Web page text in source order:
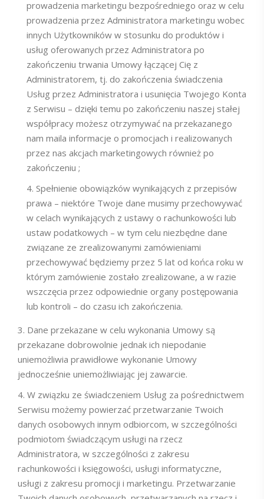
prowadzenia marketingu bezpośredniego oraz w celu
prowadzenia przez Administratora marketingu wobec
innych Użytkowników w stosunku do produktów i
usług oferowanych przez Administratora po
zakończeniu trwania Umowy łączącej Cię z
Administratorem, tj. do zakończenia świadczenia
Usług przez Administratora i usunięcia Twojego Konta
z Serwisu – dzięki temu po zakończeniu naszej stałej
współpracy możesz otrzymywać na przekazanego
nam maila informacje o promocjach i realizowanych
przez nas akcjach marketingowych również po
zakończeniu ;
Spełnienie obowiązków wynikających z przepisów
prawa – niektóre Twoje dane musimy przechowywać
w celach wynikających z ustawy o rachunkowości lub
ustaw podatkowych – w tym celu niezbędne dane
związane ze zrealizowanymi zamówieniami
przechowywać będziemy przez 5 lat od końca roku w
którym zamówienie zostało zrealizowane, a w razie
wszczęcia przez odpowiednie organy postępowania
lub kontroli – do czasu ich zakończenia.
Dane przekazane w celu wykonania Umowy są
przekazane dobrowolnie jednak ich niepodanie
uniemożliwia prawidłowe wykonanie Umowy
jednocześnie uniemożliwiając jej zawarcie.
W związku ze świadczeniem Usług za pośrednictwem
Serwisu możemy powierzać przetwarzanie Twoich
danych osobowych innym odbiorcom, w szczególności
podmiotom świadczącym usługi na rzecz
Administratora, w szczególności z zakresu
rachunkowości i księgowości, usługi informatyczne,
usługi z zakresu promocji i marketingu. Przetwarzanie